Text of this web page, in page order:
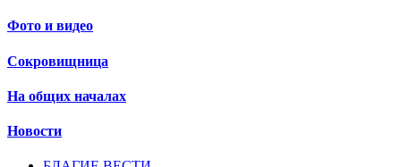
Фото и видео
Сокровищница
На общих началах
Новости